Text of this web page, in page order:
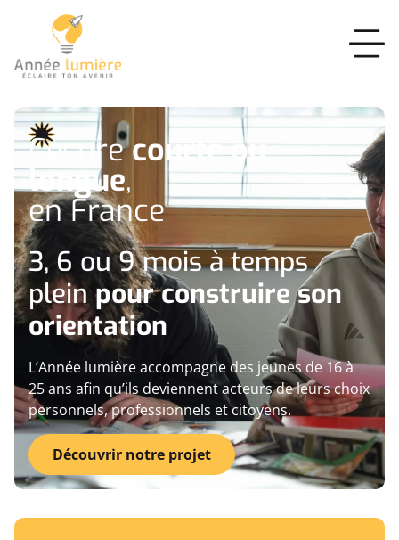
Césurecourte ou
longue,
en France
3, 6 ou 9 mois à temps
pleinpour construire son
orientation
L’Année lumière accompagne des jeunes de 16 à
25 ans afin qu’ils deviennent acteurs de leurs choix
personnels, professionnels et citoyens.
Découvrir notre projet